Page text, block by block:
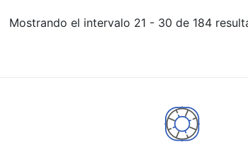
Mostrando el intervalo 21 - 30 de 184